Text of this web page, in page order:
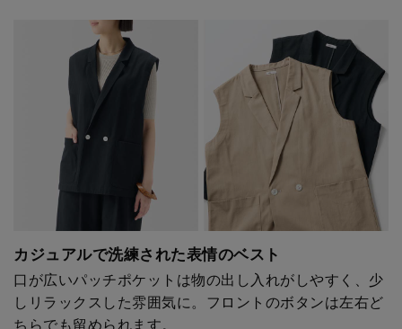
カジュアルで洗練された表情のベスト
口が広いパッチポケットは物の出し入れがしやすく、少
しリラックスした雰囲気に。フロントのボタンは左右ど
ちらでも留められます。